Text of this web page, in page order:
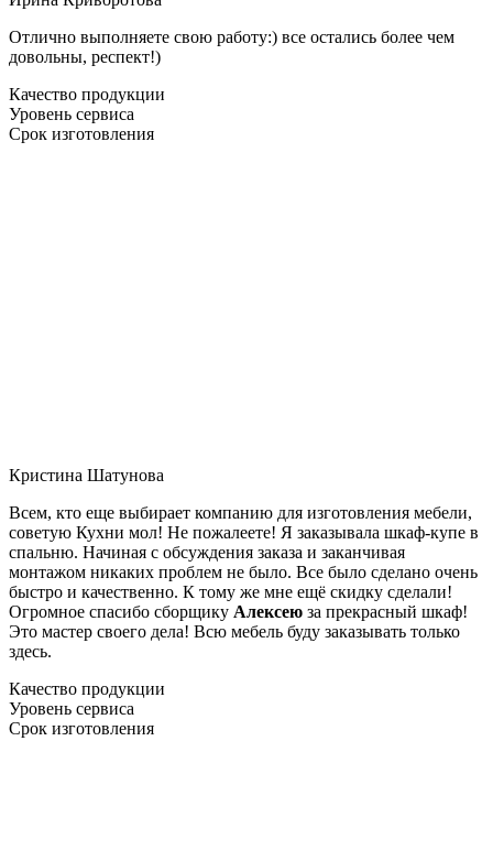
Отлично выполняете свою работу:) все остались более чем
довольны, респект!)
Качество продукции
Уровень сервиса
Срок изготовления
Кристина Шатунова
Всем, кто еще выбирает компанию для изготовления мебели,
советую Кухни мол! Не пожалеете! Я заказывала шкаф-купе в
спальню. Начиная с обсуждения заказа и заканчивая
монтажом никаких проблем не было. Все было сделано очень
быстро и качественно. К тому же мне ещё скидку сделали!
Огромное спасибо сборщику Алексею за прекрасный шкаф!
Это мастер своего дела! Всю мебель буду заказывать только
здесь.
Качество продукции
Уровень сервиса
Срок изготовления